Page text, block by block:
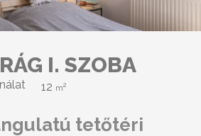
I. SZOBA
12 m2
tetőtéri